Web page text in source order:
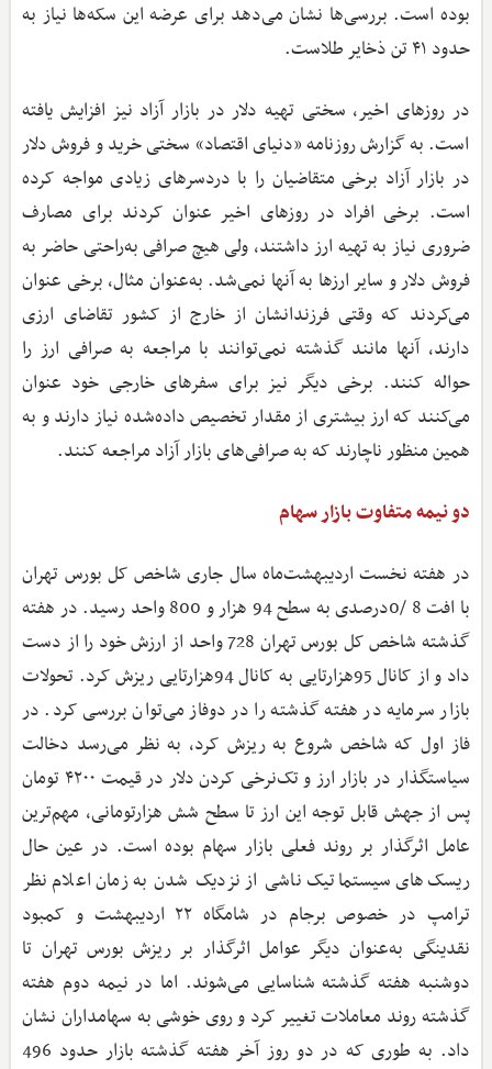
بوده است. بررسی‌ها نشان می‌دهد برای عرضه این سکه‌ها نیاز به
حدود ۴۱ تن ذخایر طلاست.
در روزهای اخیر، سختی تهیه دلار در بازار آزاد نیز افزایش یافته
است. به گزارش روزنامه «دنیای اقتصاد» سختی خرید و فروش دلار
در بازار آزاد برخی متقاضیان را با دردسرهای زیادی مواجه کرده
است. برخی افراد در روزهای اخیر عنوان کردند برای مصارف
ضروری نیاز به تهیه ارز داشتند، ولی هیچ صرافی به‌راحتی حاضر به
فروش دلار و سایر ارزها به آنها نمی‌شد. به‌عنوان مثال، برخی عنوان
می‌کردند که وقتی فرزندانشان از خارج از کشور تقاضای ارزی
دارند، آنها مانند گذشته نمی‌توانند با مراجعه به صرافی ارز را
حواله کنند. برخی دیگر نیز برای سفرهای خارجی خود عنوان
می‌کنند که ارز بیشتری از مقدار تخصیص داده‌شده نیاز دارند و به
همین منظور ناچارند که به صرافی‌های بازار آزاد مراجعه کنند.
دو نیمه متفاوت بازار سهام
در هفته نخست اردیبهشت‌ماه سال جاری شاخص کل بورس تهران
با افت 8 /0درصدی به سطح 94 هزار و 800 واحد رسید. در هفته
گذشته شاخص کل بورس تهران 728 واحد از ارزش خود را از دست
داد و از کانال 95هزارتایی به کانال 94هزارتایی ریزش کرد. تحولات
بازار سرمایه در هفته گذشته را در دوفاز می‌توان بررسی کرد. در
فاز اول که شاخص شروع به ریزش کرد، به نظر می‌رسد دخالت
سیاستگذار در بازار ارز و تک‌نرخی کردن دلار در قیمت ۴۲۰۰ تومان
پس از جهش قابل توجه این ارز تا سطح شش هزارتومانی، مهم‌ترین
عامل اثرگذار بر روند فعلی بازار سهام بوده است. در عین حال
ریسک‌های سیستماتیک ناشی از نزدیک شدن به زمان اعلام نظر
ترامپ در خصوص برجام در شامگاه ۲۲ اردیبهشت و کمبود
نقدینگی به‌عنوان دیگر عوامل اثرگذار بر ریزش بورس تهران تا
دوشنبه هفته گذشته شناسایی می‌شوند. اما در نیمه دوم هفته
گذشته روند معاملات تغییر کرد و روی خوشی به سهامداران نشان
داد. به طوری که در دو روز آخر هفته گذشته بازار حدود 496